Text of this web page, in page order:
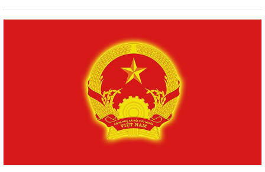
và Quyết định số 973/QĐ-TTg ngày 01/6/2026 của Thủ tướng